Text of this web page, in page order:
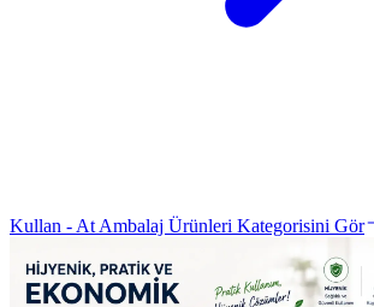
Kullan - At Ambalaj Ürünleri Kategorisini Gör